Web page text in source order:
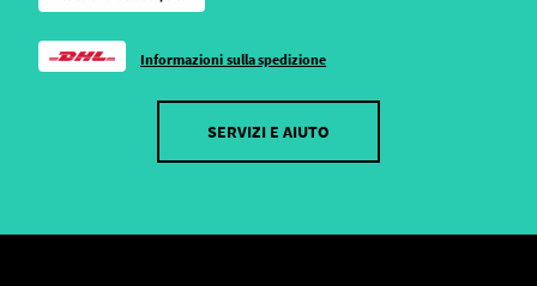
Informazioni sulla spedizione
SERVIZI E AIUTO